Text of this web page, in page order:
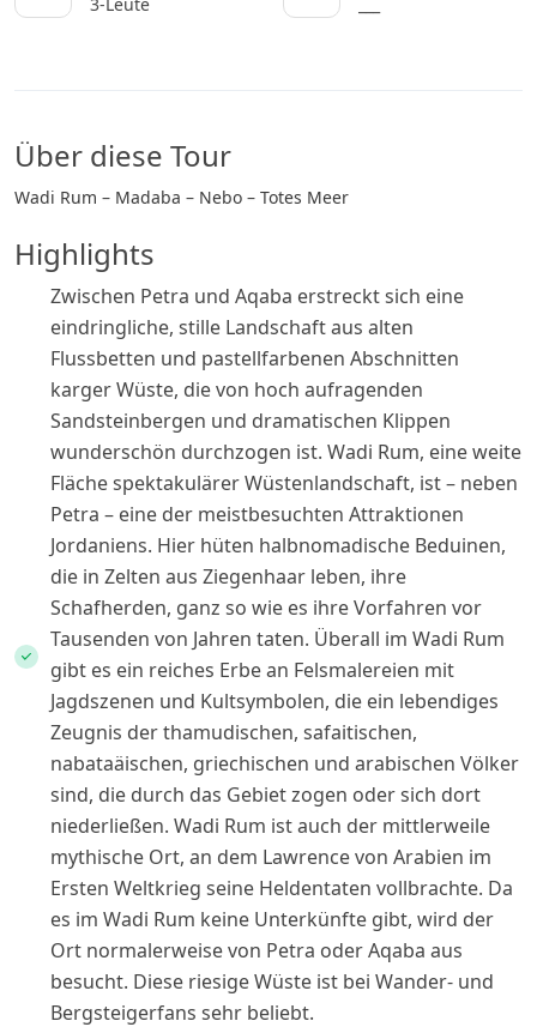
Über diese Tour
Wadi Rum – Madaba – Nebo – Totes Meer
Highlights
Zwischen Petra und Aqaba erstreckt sich eine
eindringliche, stille Landschaft aus alten
Flussbetten und pastellfarbenen Abschnitten
karger Wüste, die von hoch aufragenden
Sandsteinbergen und dramatischen Klippen
wunderschön durchzogen ist. Wadi Rum, eine weite
Fläche spektakulärer Wüstenlandschaft, ist – neben
Petra – eine der meistbesuchten Attraktionen
Jordaniens. Hier hüten halbnomadische Beduinen,
die in Zelten aus Ziegenhaar leben, ihre
Schafherden, ganz so wie es ihre Vorfahren vor
Tausenden von Jahren taten. Überall im Wadi Rum
gibt es ein reiches Erbe an Felsmalereien mit
Jagdszenen und Kultsymbolen, die ein lebendiges
Zeugnis der thamudischen, safaitischen,
nabataäischen, griechischen und arabischen Völker
sind, die durch das Gebiet zogen oder sich dort
niederließen. Wadi Rum ist auch der mittlerweile
mythische Ort, an dem Lawrence von Arabien im
Ersten Weltkrieg seine Heldentaten vollbrachte. Da
es im Wadi Rum keine Unterkünfte gibt, wird der
Ort normalerweise von Petra oder Aqaba aus
besucht. Diese riesige Wüste ist bei Wander- und
Bergsteigerfans sehr beliebt.